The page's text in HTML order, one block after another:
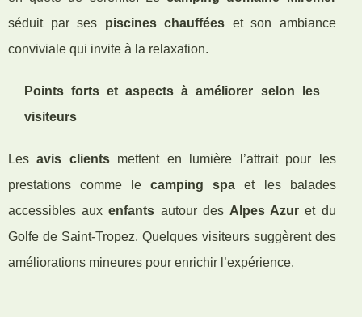
séduit par ses piscines chauffées et son ambiance
conviviale qui invite à la relaxation.
Points forts et aspects à améliorer selon les
visiteurs
Lesavis clientsmettent en lumière l’attrait pour les
prestations comme lecamping spa et les balades
accessibles auxenfants autour des Alpes Azur et du
Golfe de Saint-Tropez. Quelques visiteurs suggèrent des
améliorations mineures pour enrichir l’expérience.